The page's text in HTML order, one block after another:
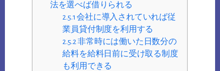
法を選べば借りられる
2.5.1 会社に導入されていれば従
業員貸付制度を利用する
2.5.2 非常時には働いた日数分の
給料を給料日前に受け取る制度
も利用できる